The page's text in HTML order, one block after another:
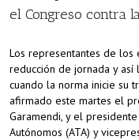
el Congreso contra
Los representantes de los
reducción de jornada y
cuando la norma inicie su
afirmado este martes el
Garamendi, y el
Autónomos (ATA) y